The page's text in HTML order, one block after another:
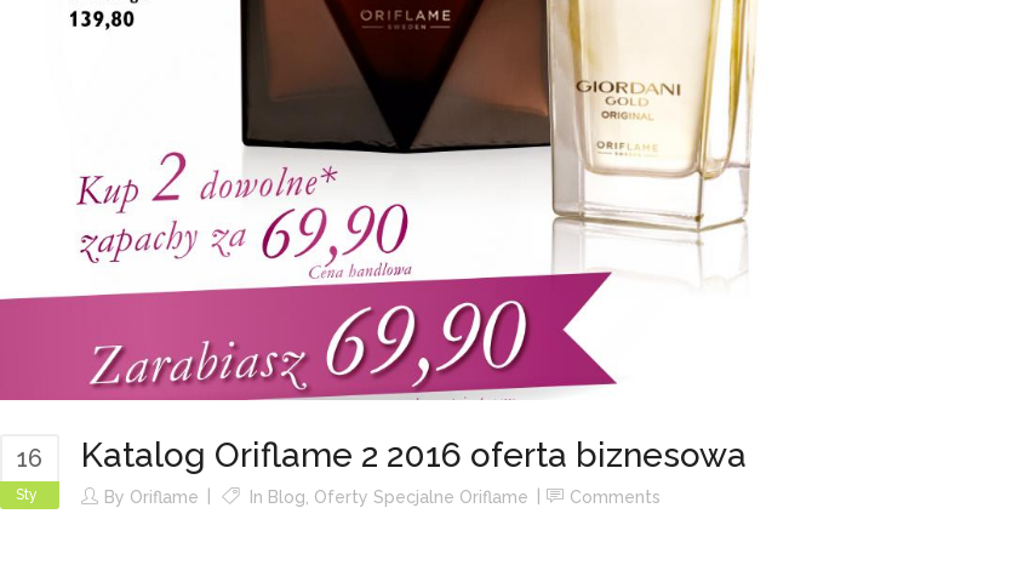
16
Sty
Katalog Oriflame 2 2016 oferta biznesowa
By Oriflame In Blog Oferty Specjalne Oriflame Comments